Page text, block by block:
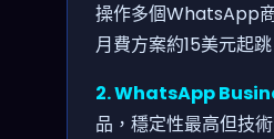
操作多個WhatsApp
月費方案約15美元起跳
2. WhatsApp
品，穩定性最高但技